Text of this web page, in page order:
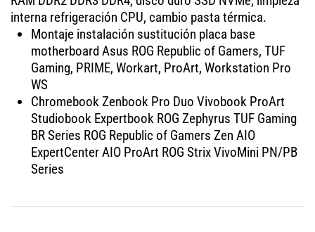
interna refrigeración CPU, cambio pasta térmica.
Montaje instalación sustitución placa base
motherboard Asus ROG Republic of Gamers, TUF
Gaming, PRIME, Workart, ProArt, Workstation Pro
WS
Chromebook Zenbook Pro Duo Vivobook ProArt
Studiobook Expertbook ROG Zephyrus TUF Gaming
BR Series ROG Republic of Gamers Zen AIO
ExpertCenter AIO ProArt ROG Strix VivoMini PN/PB
Series